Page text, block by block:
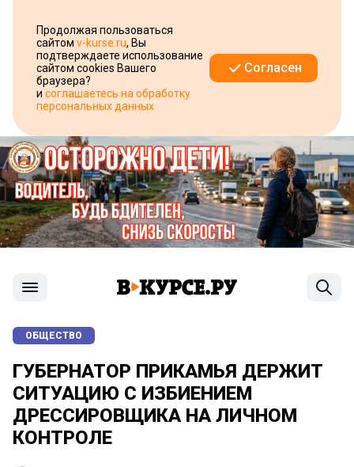
Продолжая пользоваться
сайтом v-kurse.ru, Вы
подтверждаете использование
сайтом cookies Вашего
браузера?
и соглашаетесь на обработку
персональных данных
Согласен
ОБЩЕСТВО
ГУБЕРНАТОР ПРИКАМЬЯ ДЕРЖИТ
СИТУАЦИЮ С ИЗБИЕНИЕМ
ДРЕССИРОВЩИКА НА ЛИЧНОМ
КОНТРОЛЕ